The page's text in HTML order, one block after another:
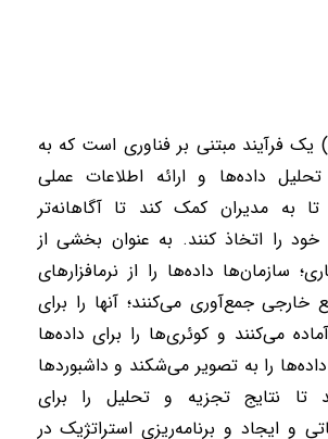
) یک فرآیند مبتنی بر فناوری است که به
داده‌ها و ارائه اطلاعات عملی
به مدیران کمک کند تا آگاهانه‌تر
را اتخاذ کنند. به عنوان بخشی از
سازمان‌ها داده‌ها را از نرمافزارهای
خارجی جمع‌آوری می‌کنند؛ آنها را برای
می‌کنند و کوئری‌ها را برای داده‌ها
را به تصویر می‌شکند و داشبوردها
تا نتایج تجزیه و تحلیل را برای
و ایجاد و برنامه‌ریزی استراتژیک در